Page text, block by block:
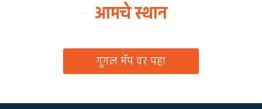
आमचे स्थान
गुगल मॅप वर पहा